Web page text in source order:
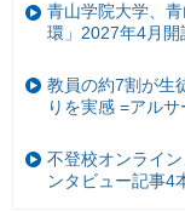
青山学院大学、
環」2027年4月開
教員の約7割が生
りを実感 =アル
不登校オンライ
ンタビュー記事4